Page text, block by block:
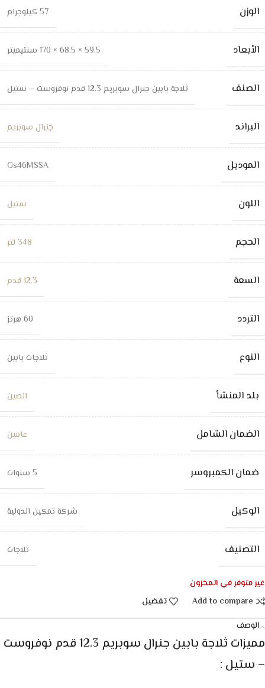
الوزن 57 كيلوجرام
الأبعاد 59.5 × 68.5 × 170 سنتيميتر
الصنف ثلاجة بابين جنرال سوبريم 12.3 قدم نوفروست – ستيل
البراند جنرال سوبريم
الموديل Gs46MSSA
اللون ستيل
الحجم 348 لتر
السعة 12.3 قدم
التردد 60 هرتز
النوع ثلاجات بابين
بلد المنشأ الصين
الضمان الشامل عامين
ضمان الكمبروسر 5 سنوات
الوكيل شركة تمكين الدولية
التصنيف ثلاجات
غير متوفر في المخزون
Add to compare
تفضيل
الوصف
مميزات ثلاجة بابين جنرال سوبريم 12.3 قدم نوفروست
– ستيل :